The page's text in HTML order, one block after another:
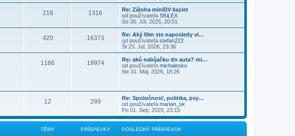
218 1316
Re: Záloha miniDV kaziet
od používateľa SKiLEX
So 26. Júl, 2025, 20:01
420 16373
Re: Aký film ste naposledy vi…
od používateľa stefan222
Št 23. Júl, 2026, 23:36
1186 19974
Re: akú nabíjačku do auta? mi…
od používateľa michalesku
Ne 31. Máj, 2026, 18:26
12 289
Re: Spoločnosť, politika, psy…
od používateľa marian_sk
Po 01. Sep, 2025, 23:15
TÉMY PRÍSPEVKY POSLEDNÝ PRÍSPEVOK